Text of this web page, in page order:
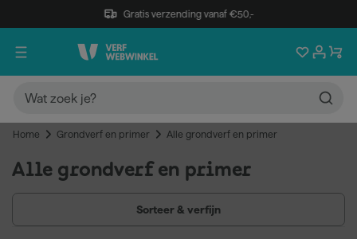
Gratis verzending vanaf €50,-
Home Grondverf en primer Alle grondverf en primer
Alle grondverf en primer
Sorteer & verfijn